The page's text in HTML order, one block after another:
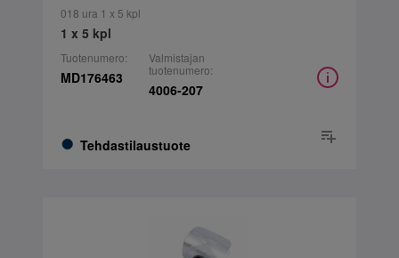
018 ura 1 x 5 kpl
1 x 5 kpl
Tuotenumero:
MD176463
Tehdastilaustuote
Valmistajan
tuotenumero:
4006-207